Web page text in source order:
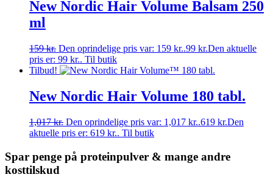
New Nordic Hair Volume Balsam 250
ml
159kr. Den oprindelige pris var: 159 kr..99 kr.Den aktuelle
pris er: 99 kr.. Til butik
Tilbud!
New Nordic Hair Volume 180 tabl.
1,017kr. Den oprindelige pris var: 1,017 kr..619 kr.Den
aktuelle pris er: 619 kr.. Til butik
Spar penge på proteinpulver & mange andre
kosttilskud